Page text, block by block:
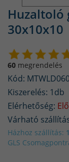
Huzaltoló
30x10x10
60 megrendelés
Kód:
Kiszerelés: 1db
Elérhetőség:
Várható
Házhoz szállítás:
GLS